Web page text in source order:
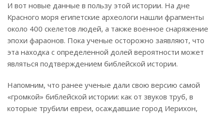
И вот новые данные в пользу этой истории. На дне
Красного моря египетские археологи нашли фрагменты
около 400 скелетов людей, а также военное снаряжение
эпохи фараонов. Пока ученые осторожно заявляют, что
эта находка с определенной долей вероятности может
являться подтверждением библейской истории.
Напомним, что ранее ученые дали свою версию самой
«громкой» библейской истории: как от звуков труб, в
которые трубили евреи, осаждавшие город Иерихон,